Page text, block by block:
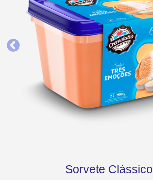
Sorvete Clássico